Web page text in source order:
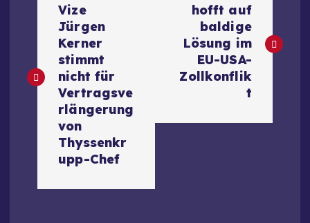
t
g
Vize
Jürgen
Kerner
stimmt
nicht für
Vertragsve
rlängerung
von
Thyssenkr
upp-Chef
hofft auf
baldige
Lösung im
EU-USA-
Zollkonflik
t